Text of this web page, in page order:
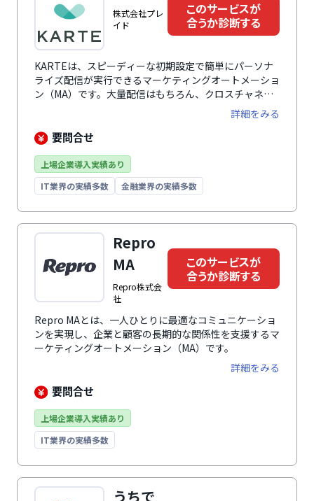
株式会社プレ
イド
このサービスが
合うか診断する
KARTEは、スピーディーな初期設定で簡単にパーソナ
ライズ配信が実行できるマーケティングオートメーショ
ン（MA）です。大量配信はもちろん、クロスチャネル
詳細をみる
要問合せ
上場企業導入実績あり
IT業界の実績多数
金融業界の実績多数
Repro
MA
Repro株式会
社
このサービスが
合うか診断する
Repro MAとは、一人ひとりに最適なコミュニケーショ
ンを実現し、企業と顧客の長期的な関係性を支援するマ
ーケティングオートメーション（MA）です。
詳細をみる
要問合せ
上場企業導入実績あり
IT業界の実績多数
うちで